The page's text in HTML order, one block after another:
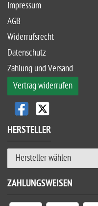
Impressum
AGB
Widerrufsrecht
Datenschutz
Zahlung und Versand
Vertrag widerrufen
HERSTELLER
Hersteller wählen
ZAHLUNGSWEISEN